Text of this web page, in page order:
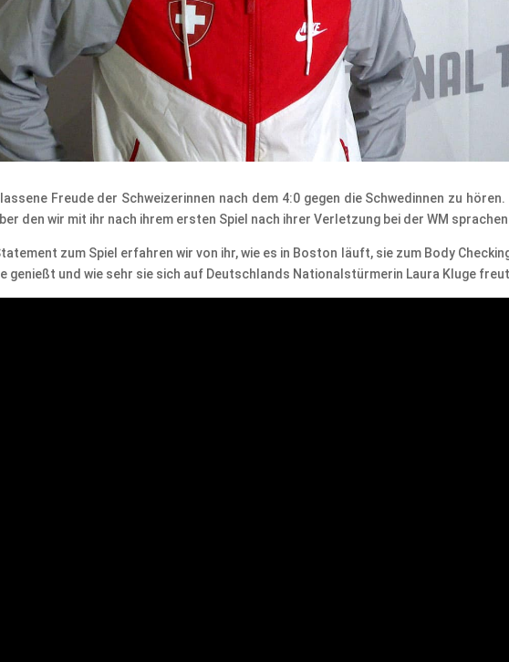
Freude der Schweizerinnen nach dem 4:0 gegen die Schwedinnen zu
den wir mit ihr nach ihrem ersten Spiel nach ihrer Verletzung bei der WM
zum Spiel erfahren wir von ihr, wie es in Boston läuft, sie zum Body
genießt und wie sehr sie sich auf Deutschlands Nationalstürmerin Laura Kluge